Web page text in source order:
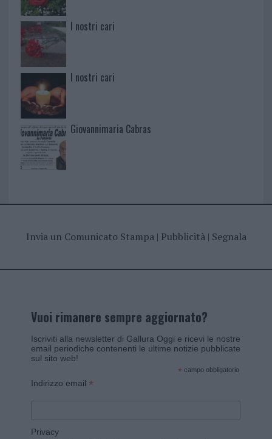
I nostri cari
I nostri cari
Giovannimaria Cabras
Invia un Comunicato Stampa| Pubblicità| Segnala
Vuoi rimanere sempre aggiornato?
Iscriviti alla newsletter di Gallura Oggi e ricevi le nostre
email periodiche contenenti le ultime notizie pubblicate
sul sito web!
* campo obbligatorio
Indirizzo email *
Privacy